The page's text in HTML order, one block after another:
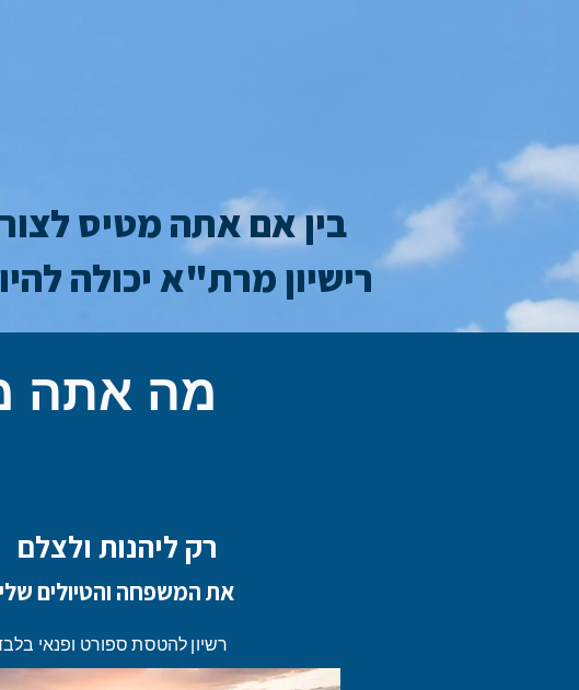
בין אם אתה מטיס
רישיון מרת"א יכולה
מה אתה
רק ליהנות ולצלם
את המשפחה והטיולים שלי
רשיון להטסת ספורט ופנאי